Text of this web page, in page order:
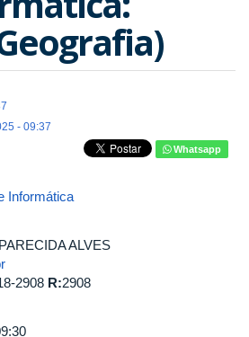
- 09:37
Whatsapp
Informática
ALVES
2908 R:2908